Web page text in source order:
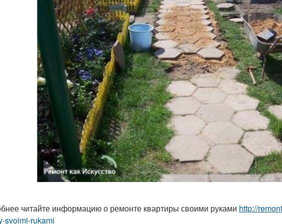
читайте информацию о ремонте квартиры своими руками http://
svoimi-rukami